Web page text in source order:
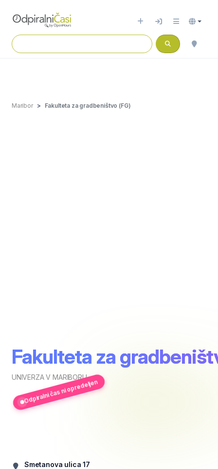
Maribor Fakulteta za gradbeništvo (FG)
Fakulteta za
UNIVERZA V MARIBORU
Odpiralni čas ni opredeljen
Smetanova ulica 17